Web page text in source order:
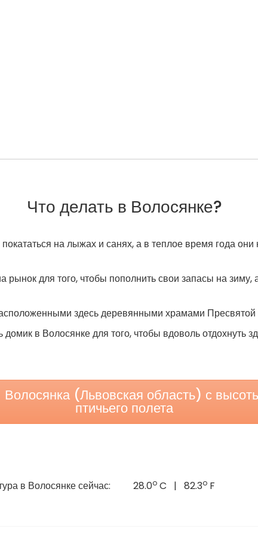
Что делать в Волосянке?
на лыжах и санях, а в теплое время года
для того, чтобы пополнить свои запасы на
здесь деревянными храмами
в Волосянке для того, чтобы вдоволь отдохнуть
Волосянка (Львовская область) с
птичьего полета
в Волосянке сейчас: 28.0o C | 82.3o F